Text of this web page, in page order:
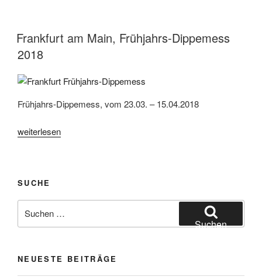
Frühjahrs-
2019“
Frankfurt am Main, Frühjahrs-Dippemess
2018
Frühjahrs-Dippemess, vom 23.03. – 15.04.2018
„Frankfurt
Dippemess
2018“
weiterlesen
SUCHE
nach:
Suchen
NEUESTE BEITRÄGE